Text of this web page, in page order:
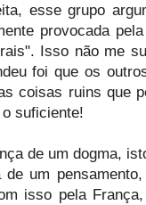
esse grupo
provocada
Isso não me
foi que os
coisas ruins que
suficiente!
de um dogma,
um
isso pela